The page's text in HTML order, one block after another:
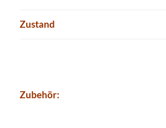
Zustand
Zubehör: